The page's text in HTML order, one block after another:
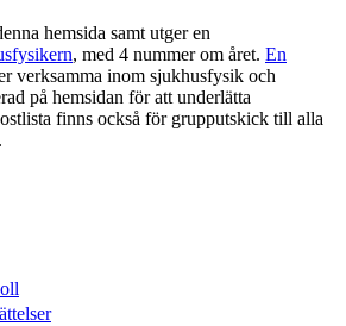
hemsida samt utger en
, med 4 nummer om året. En
verksamma inom sjukhusfysik och
på hemsidan för att underlätta
finns också för grupputskick till alla